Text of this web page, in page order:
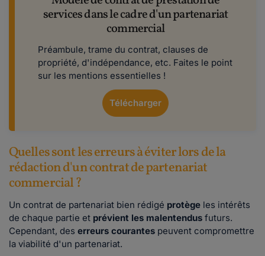
services dans le cadre d'un partenariat
commercial
Préambule, trame du contrat, clauses de
propriété, d'indépendance, etc. Faites le point
sur les mentions essentielles !
Télécharger
Quelles sont les erreurs à éviter lors de la
rédaction d'un contrat de partenariat
commercial ?
Un contrat de partenariat bien rédigé protège les intérêts
de chaque partie et prévient les malentendus futurs.
Cependant, des erreurs courantes peuvent compromettre
la viabilité d'un partenariat.